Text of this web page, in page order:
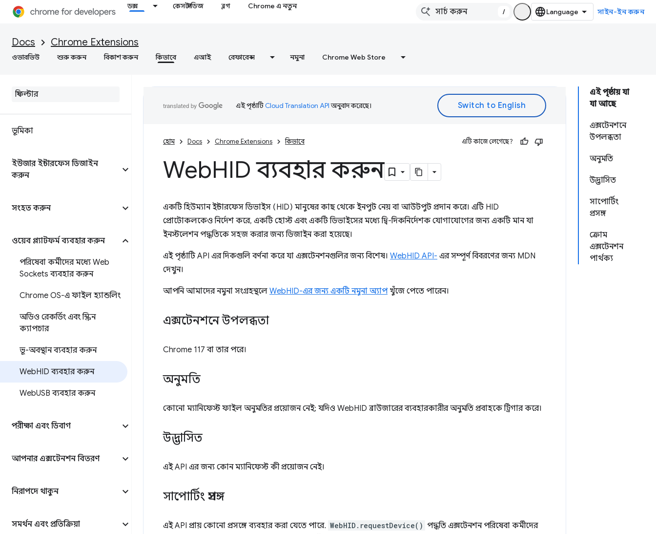
ডক্স কেস স্টাডিজ ব্লগ Chrome এ নতুন
/ সাইন-ইন করুন
Docs Chrome Extensions
ওভারভিউ শুরু করুন বিকাশ করুন কিভাবে এআই রেফারেন্স নমুনা Chrome Web Store
ভূমিকা
ইউজার ইন্টারফেস ডিজাইন
করুন
সংহত করুন
ওয়েব প্ল্যাটফর্ম ব্যবহার করুন
পরিষেবা কর্মীদের মধ্যে Web
Sockets ব্যবহার করুন
Chrome OS-এ ফাইল হ্যান্ডলিং
অডিও রেকর্ডিং এবং স্ক্রিন
ক্যাপচার
ভূ-অবস্থান ব্যবহার করুন
WebHID ব্যবহার করুন
WebUSB ব্যবহার করুন
পরীক্ষা এবং ডিবাগ
আপনার এক্সটেনশন বিতরণ
নিরাপদে থাকুন
সমর্থন এবং প্রতিক্রিয়া
এই পৃষ্ঠায় যা
যা আছে
এক্সটেনশনে
উপলব্ধতা
অনুমতি
উদ্ভাসিত
সাপোর্টিং
প্রসঙ্গ
ক্রোম
এক্সটেনশন
পার্থক্য
এই পৃষ্ঠাটিCloud Translation APIঅনুবাদ করেছে।
হোম Docs Chrome Extensions কিভাবে এটি কাজে লেগেছে?
WebHID ব্যবহার করুন
একটি হিউম্যান ইন্টারফেস ডিভাইস (HID) মানুষের কাছ থেকে ইনপুট নেয় বা আউটপুট প্রদান করে। এটি HID
প্রোটোকলকেও নির্দেশ করে, একটি হোস্ট এবং একটি ডিভাইসের মধ্যে দ্বি-দিকনির্দেশক যোগাযোগের জন্য একটি মান যা
ইনস্টলেশন পদ্ধতিকে সহজ করার জন্য ডিজাইন করা হয়েছে।
এই পৃষ্ঠাটি API এর দিকগুলি বর্ণনা করে যা এক্সটেনশনগুলির জন্য বিশেষ। WebHID API- এর সম্পূর্ণ বিবরণের জন্য MDN
দেখুন।
আপনি আমাদের নমুনা সংগ্রহস্থলে WebHID-এর জন্য একটি নমুনা অ্যাপখুঁজে পেতে পারেন।
এক্সটেনশনে উপলব্ধতা
Chrome 117 বা তার পরে।
অনুমতি
কোনো ম্যানিফেস্ট ফাইল অনুমতির প্রয়োজন নেই; যদিও WebHID ব্রাউজারের ব্যবহারকারীর অনুমতি প্রবাহকে ট্রিগার করে।
উদ্ভাসিত
এই API এর জন্য কোন ম্যানিফেস্ট কী প্রয়োজন নেই।
সাপোর্টিং প্রসঙ্গ
এই API প্রায় কোনো প্রসঙ্গে ব্যবহার করা যেতে পারে. WebHID.requestDevice() পদ্ধতি এক্সটেনশন পরিষেবা কর্মীদের